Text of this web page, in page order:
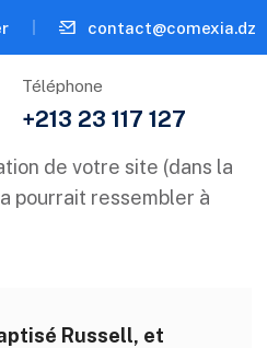
contact@comexia.dz
Téléphone
+213 23 117 127
de votre site (dans la
pourrait ressembler à
Russell, et